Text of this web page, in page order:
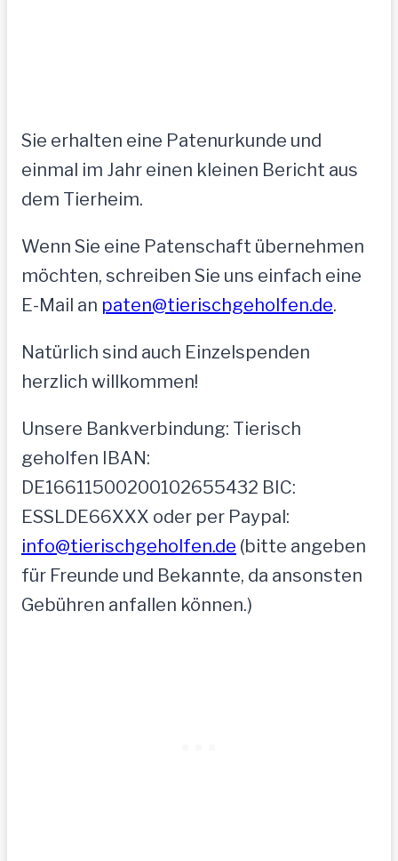
Sie erhalten eine Patenurkunde und
einmal im Jahr einen kleinen Bericht aus
dem Tierheim.
Wenn Sie eine Patenschaft übernehmen
möchten, schreiben Sie uns einfach eine
E-Mail an paten@tierischgeholfen.de.
Natürlich sind auch Einzelspenden
herzlich willkommen!
Unsere Bankverbindung: Tierisch
geholfen IBAN:
DE16611500200102655432 BIC:
ESSLDE66XXX oder per Paypal:
info@tierischgeholfen.de (bitte angeben
für Freunde und Bekannte, da ansonsten
Gebühren anfallen können.)